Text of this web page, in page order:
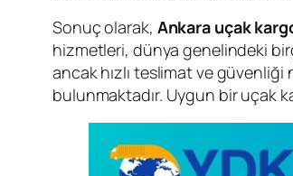
Sonuç olarak, Ankara uçak
hizmetleri, dünya genelindeki
ancak hızlı teslimat ve güvenliği
bulunmaktadır. Uygun bir uçak